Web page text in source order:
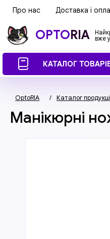
Про нас Доставка і
OPTORIA
вже
КАТАЛОГ
OptoRIA / Каталог
Манікюрні